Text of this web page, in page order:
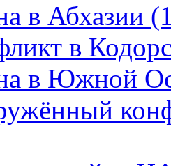
в Абхазии
в
в Южной